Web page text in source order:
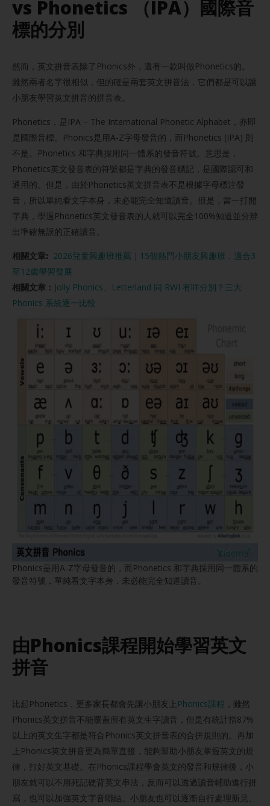
vs Phonetics （IPA）國際音
標的分別
然而，英文拼音表除了Phonics外，還有一款叫做Phonetics的。
雖然兩者名字很相似，但的確是兩套英文拼音法，它們都是可以讓
小朋友學習英文拼音的拼音表。
Phonetics，是IPA – The International Phonetic Alphabet，亦即
是國際音標。Phonics是用A-Z字母發音的，而Phonetics (IPA) 則
不是。Phonetics 和字典採用同一體系的發音符號。意思是，
Phonetics英文發音表的符號都是字典的發音標記，是國際認可和
通用的。但是，由於Phonetics英文拼音表不是根據字母標注發
音，所以單純看文字本身，未必能完全知道讀音。但是，當一打開
字典，學過Phonetics英文發音表的人就可以完全100%知道並分辨
出準確無誤的正確讀音。
相關文章: 2026兒童興趣班推薦｜15個熱門小朋友興趣班，適合3
至12歲學習發展
相關文章： Jolly Phonics、Letterland 同 RWI 有咩分別？三大
Phonics 系統逐一比較
Phonics是用A-Z字母發音的，而Phonetics 和字典採用同一體系的
發音符號，單純看文字本身，未必能完全知道讀音。
由Phonics課程開始學習英文
拼音
比起Phonetics，更多家長都會先讓小朋友上 Phonics課程 ，雖然
Phonics英文拼音不能覆蓋所有英文生字讀音，但是有統計指87%
以上的英文生字都是符合Phonics英文拼音表的合拼規則的。再加
上Phonics英文拼音更為簡單直接，能夠幫助小朋友掌握英文的規
律，打好英文基礎。在Phonics課程學會英文的發音和規律後，小
朋友就可以不用死記硬背英文串法，反而可以透過讀音輔助進行拼
寫，也可以加強英文字音聯結。小朋友也可以逐漸自行處理新見、